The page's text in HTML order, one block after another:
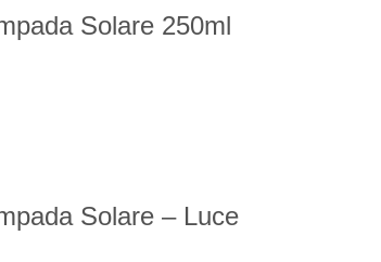
Solare 250ml
Solare – Luce